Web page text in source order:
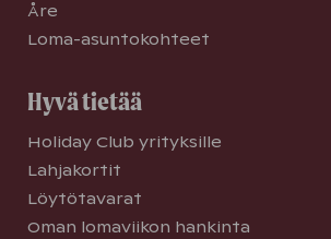
Åre
Loma-asuntokohteet
Hyvä tietää
Holiday Club yrityksille
Lahjakortit
Löytötavarat
Oman lomaviikon hankinta